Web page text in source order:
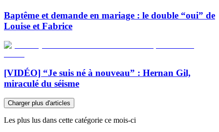
Baptême et demande en mariage : le double “oui” de
Louise et Fabrice
[VIDÉO] “Je suis né à nouveau” : Hernan Gil,
miraculé du séisme
Charger plus d'articles
Les plus lus dans cette catégorie ce mois-ci